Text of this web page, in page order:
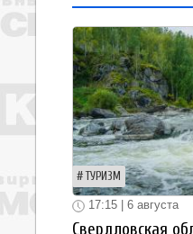
ТУРИЗМ
17:15 | 6 августа
Свердловская